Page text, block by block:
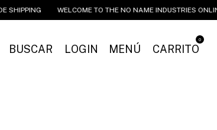
WELCOME TO THE NO NAME INDUSTRIES ONLINE STORE
MENÚ
BUSCAR LOGIN CARRITO
0